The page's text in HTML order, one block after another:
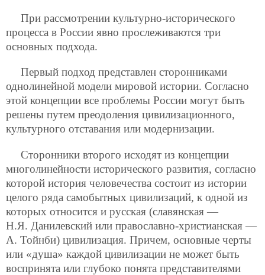
При рассмотрении культурно-исторического
процесса в России явно прослеживаются три
основных подхода.
Первый подход представлен сторонниками
однолинейной модели мировой истории. Согласно
этой концепции все проблемы России могут быть
решены путем преодоления цивилизационного,
культурного отставания или модернизации.
Сторонники второго исходят из концепции
многолинейности исторического развития, согласно
которой история человечества состоит из истории
целого ряда самобытных цивилизаций, к одной из
которых относится и русская (славянская —
Н.Я. Данилевский или православно-христианская —
А. Тойнби) цивилизация. Причем, основные черты
или «душа» каждой цивилизации не может быть
воспринята или глубоко понята представителями